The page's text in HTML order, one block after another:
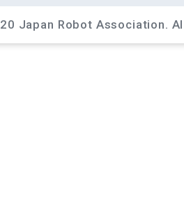
Japan Robot Association.